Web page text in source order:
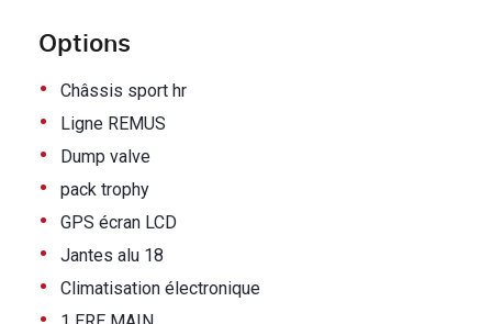
Options
• Châssis sport hr
• Ligne REMUS
• Dump valve
• pack trophy
• GPS écran LCD
• Jantes alu 18
• Climatisation électronique